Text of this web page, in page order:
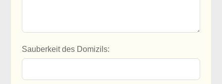
Sauberkeit des Domizils: